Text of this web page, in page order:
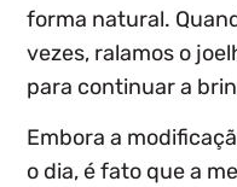
forma natural.
vezes, ralamos o
para continuar a
Embora a
o dia, é fato que a